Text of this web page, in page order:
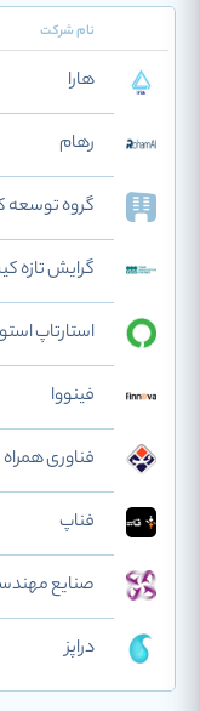
نام شرکت
هارا
رهام
گروه توسعه
گرایش تازه
استارتاپ
فینووا
فناوری همراه
فناپ
صنایع
دراپز